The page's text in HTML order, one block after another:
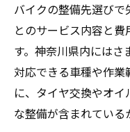
バイク修理
徴
バイク整備
費用だけで
バイクの整備先選び
とのサービス内容と
す。神奈川県内にはさ
対応できる車種や作
に、タイヤ交換やオ
な整備が含まれている